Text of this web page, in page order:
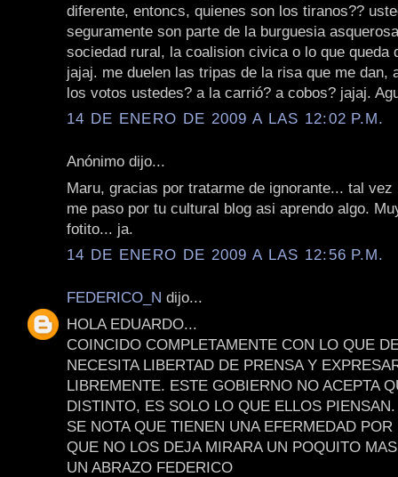
diferente, entoncs, quienes son los tiranos??
seguramente son parte de la burguesia
sociedad rural, la coalision civica o lo que queda
jajaj. me duelen las tripas de la risa que me dan,
los votos ustedes? a la carrió? a cobos? jajaj.
14 DE ENERO DE 2009 A LAS 12:02 P.M.
Anónimo dijo...
Maru, gracias por tratarme de ignorante... tal vez
me paso por tu cultural blog asi aprendo algo.
fotito... ja.
14 DE ENERO DE 2009 A LAS 12:56 P.M.
FEDERICO_N dijo...
HOLA EDUARDO...
COINCIDO COMPLETAMENTE CON LO QUE
NECESITA LIBERTAD DE PRENSA Y
LIBREMENTE. ESTE GOBIERNO NO ACEPTA
DISTINTO, ES SOLO LO QUE ELLOS PIENSAN.
SE NOTA QUE TIENEN UNA EFERMEDAD POR
QUE NO LOS DEJA MIRARA UN POQUITO
UN ABRAZO FEDERICO